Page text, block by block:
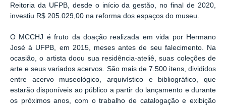
Reitoria da UFPB, desde o início da gestão, no final de 2020,
investiu R$ 205.029,00 na reforma dos espaços do museu.
O MCCHJ é fruto da doação realizada em vida por Hermano
José à UFPB, em 2015, meses antes de seu falecimento. Na
ocasião, o artista doou sua residência-ateliê, suas coleções de
arte e seus variados acervos. São mais de 7.500 itens, divididos
entre acervo museológico, arquivístico e bibliográfico, que
estarão disponíveis ao público a partir do lançamento e durante
os próximos anos, com o trabalho de catalogação e exibição